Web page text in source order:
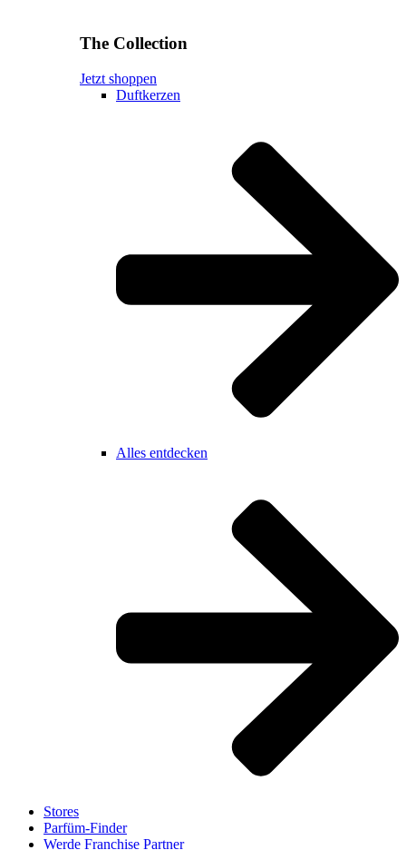
The Collection
Jetzt shoppen
Duftkerzen
Alles entdecken
Stores
Parfüm-Finder
Werde Franchise Partner